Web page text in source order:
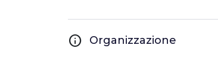
info Organizzazione